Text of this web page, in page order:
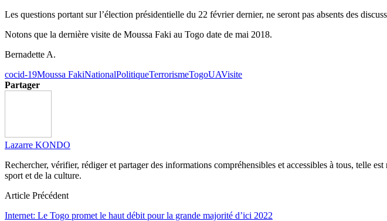
Les questions portant sur l’élection présidentielle du 22 février dernier, ne seront pas absents des
Notons que la dernière visite de Moussa Faki au Togo date de mai 2018.
Bernadette A.
cocid-19Moussa FakiNationalPolitiqueTerrorismeTogoUAVisite
Partager
Lazarre KONDO
Rechercher, vérifier, rédiger et partager des informations compréhensibles et accessibles à tous, telle
sport et de la culture.
Article Précédent
Internet: Le Togo promet le haut débit pour la grande majorité d’ici 2022